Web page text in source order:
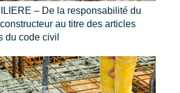
– De la responsabilité du
au titre des articles
du code civil